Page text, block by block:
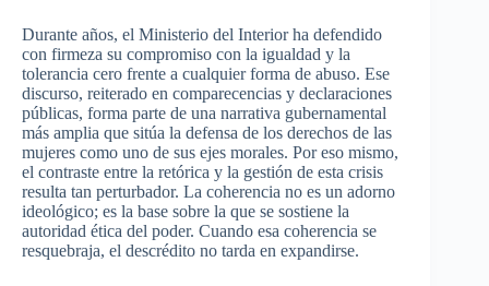
Durante años, el Ministerio del Interior ha defendido
con firmeza su compromiso con la igualdad y la
tolerancia cero frente a cualquier forma de abuso. Ese
discurso, reiterado en comparecencias y declaraciones
públicas, forma parte de una narrativa gubernamental
más amplia que sitúa la defensa de los derechos de las
mujeres como uno de sus ejes morales. Por eso mismo,
el contraste entre la retórica y la gestión de esta crisis
resulta tan perturbador. La coherencia no es un adorno
ideológico; es la base sobre la que se sostiene la
autoridad ética del poder. Cuando esa coherencia se
resquebraja, el descrédito no tarda en expandirse.